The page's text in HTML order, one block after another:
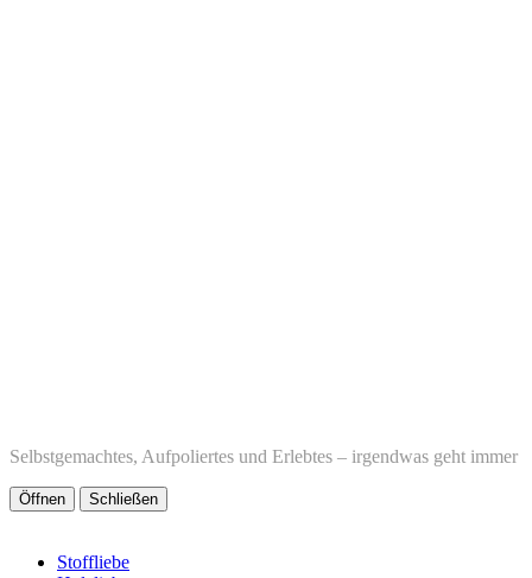
Selbstgemachtes, Aufpoliertes und Erlebtes – irgendwas geht immer
Öffnen Schließen
Stoffliebe